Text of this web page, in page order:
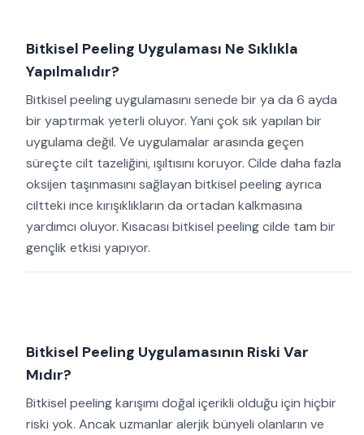
Bitkisel Peeling Uygulaması Ne Sıklıkla
Yapılmalıdır?
Bitkisel peeling uygulamasını senede bir ya da 6 ayda
bir yaptırmak yeterli oluyor. Yani çok sık yapılan bir
uygulama değil. Ve uygulamalar arasında geçen
süreçte cilt tazeliğini, ışıltısını koruyor. Cilde daha fazla
oksijen taşınmasını sağlayan bitkisel peeling ayrıca
ciltteki ince kırışıklıkların da ortadan kalkmasına
yardımcı oluyor. Kısacası bitkisel peeling cilde tam bir
gençlik etkisi yapıyor.
Bitkisel Peeling Uygulamasının Riski Var
Mıdır?
Bitkisel peeling karışımı doğal içerikli olduğu için hiçbir
riski yok. Ancak uzmanlar alerjik bünyeli olanların ve